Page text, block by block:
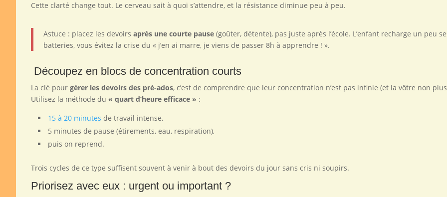
Cette clarté change tout. Le cerveau sait à quoi s’attendre, et la résistance diminue peu à peu.
Astuce : placez les devoirs après une courte pause (goûter, détente), pas juste après l’école. L’enfant recharge un peu
batteries, vous évitez la crise du « j’en ai marre, je viens de passer 8h à apprendre ! ».
Découpez en blocs de concentration courts
La clé pour gérer les devoirs des pré-ados, c’est de comprendre que leur concentration n’est pas infinie (et la vôtre non
Utilisez la méthode du « quart d’heure efficace » :
15 à 20 minutes de travail intense,
5 minutes de pause (étirements, eau, respiration),
puis on reprend.
Trois cycles de ce type suffisent souvent à venir à bout des devoirs du jour sans cris ni soupirs.
Priorisez avec eux : urgent ou important ?